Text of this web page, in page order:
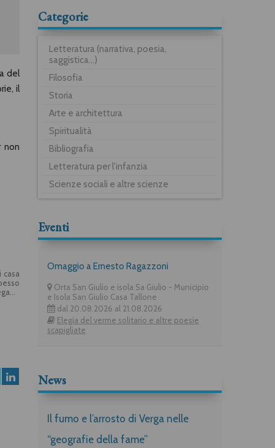
del
il
non
Categorie
Letteratura (narrativa, poesia,
saggistica...)
Filosofia
Storia
Arte e architettura
Spiritualità
Bibliografia
Letteratura per l'infanzia
Scienze sociali e altre scienze
Eventi
Omaggio a Ernesto Ragazzoni
Orta San Giulio e isola Sa Giulio - Municipio
e Isola San Giulio Casa Tallone
dal 20.08.2026 al 21.08.2026
Elegia del verme solitario e altre poesie
scapigliate
News
Il fumo e l’arrosto di Verga nelle
“geografie della fame”